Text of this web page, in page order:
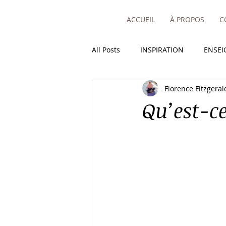
ACCUEIL À PROPOS
All Posts INSPIRATION
Qu’est-
Florence